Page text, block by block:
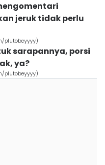
jeruk tidak perlu
plutobeyyyy)
sarapannya, porsi
ya?
plutobeyyyy)